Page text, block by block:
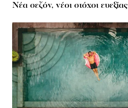
Νέα σεζόν, νέοι στόχοι ευεξίας